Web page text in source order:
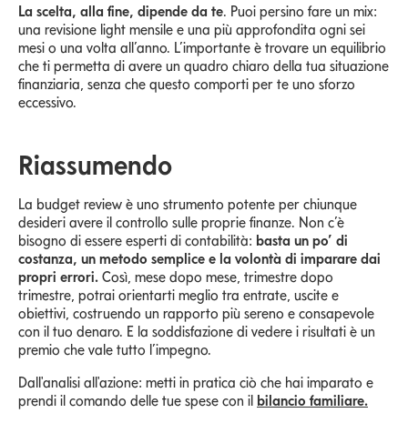
La scelta, alla fine, dipende da te. Puoi persino fare un mix:
una revisione light mensile e una più approfondita ogni sei
mesi o una volta all’anno. L’importante è trovare un equilibrio
che ti permetta di avere un quadro chiaro della tua situazione
finanziaria, senza che questo comporti per te uno sforzo
eccessivo.
Riassumendo
La budget review è uno strumento potente per chiunque
desideri avere il controllo sulle proprie finanze. Non c’è
bisogno di essere esperti di contabilità: basta un po’ di
costanza, un metodo semplice e la volontà di imparare dai
propri errori. Così, mese dopo mese, trimestre dopo
trimestre, potrai orientarti meglio tra entrate, uscite e
obiettivi, costruendo un rapporto più sereno e consapevole
con il tuo denaro. E la soddisfazione di vedere i risultati è un
premio che vale tutto l’impegno.
Dall'analisi all'azione: metti in pratica ciò che hai imparato e
prendi il comando delle tue spese con il bilancio familiare.